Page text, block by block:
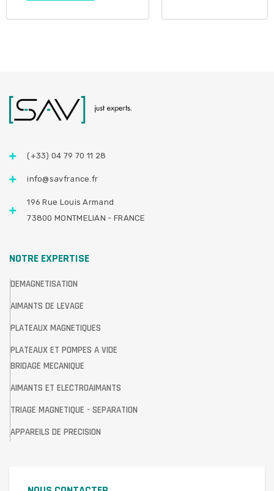
(+33) 04 79 70 11 28
info@savfrance.fr
196 Rue Louis Armand
73800 MONTMELIAN - FRANCE
NOTRE EXPERTISE
DEMAGNETISATION
AIMANTS DE LEVAGE
PLATEAUX MAGNETIQUES
PLATEAUX ET POMPES A VIDE
BRIDAGE MECANIQUE
AIMANTS ET ELECTROAIMANTS
TRIAGE MAGNETIQUE - SEPARATION
APPAREILS DE PRECISION